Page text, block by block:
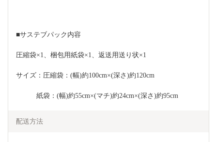
■サステブパック内容
圧縮袋×1、梱包用紙袋×1、返送用送り状×1
サイズ：圧縮袋：(幅)約100cm×(深さ)約120cm
紙袋：(幅)約55cm×(マチ)約24cm×(深さ)約95cm
配送方法